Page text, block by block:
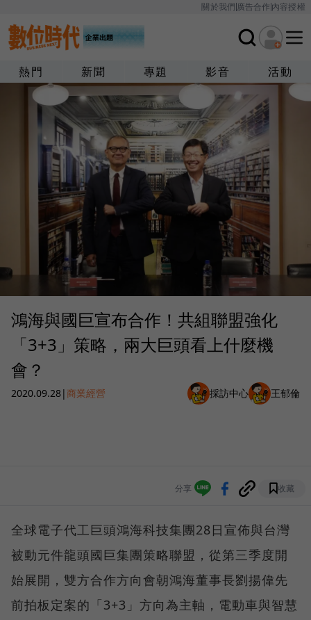
關於我們廣告合作內容授權
熱門 新聞 專題 影音 活動
鴻海與國巨宣布合作！共組聯盟強化
「3+3」策略，兩大巨頭看上什麼機
會？
2020.09.28|商業經營 採訪中心 王郁倫
分享 收藏
全球電子代工巨頭鴻海科技集團28日宣佈與台灣
被動元件龍頭國巨集團策略聯盟，從第三季度開
始展開，雙方合作方向會朝鴻海董事長劉揚偉先
前拍板定案的「3+3」方向為主軸，電動車與智慧